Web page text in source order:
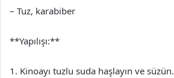
– Tuz, karabiber
**Yapılışı:**
1. Kinoayı tuzlu suda haşlayın ve süzün.